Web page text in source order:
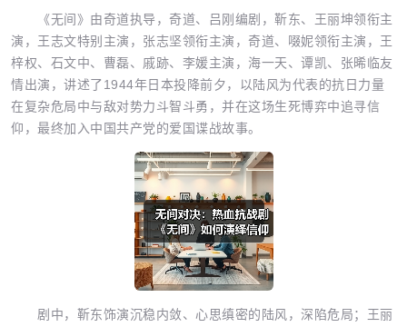
《无间》由奇道执导，奇道、吕刚编剧，靳东、王丽坤领衔主
演，王志文特别主演，张志坚领衔主演，奇道、啜妮领衔主演，王
梓权、石文中、曹磊、戚跡、李媛主演，海一天、谭凯、张晞临友
情出演，讲述了1944年日本投降前夕，以陆风为代表的抗日力量
在复杂危局中与敌对势力斗智斗勇，并在这场生死博弈中追寻信
仰，最终加入中国共产党的爱国谍战故事。
剧中，靳东饰演沉稳内敛、心思缜密的陆风，深陷危局；王丽